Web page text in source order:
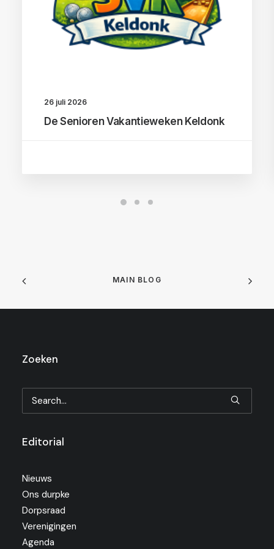
26 juli 2026
De Senioren Vakantieweken Keldonk
MAIN BLOG
Zoeken
Editorial
Nieuws
Ons durpke
Dorpsraad
Verenigingen
Agenda